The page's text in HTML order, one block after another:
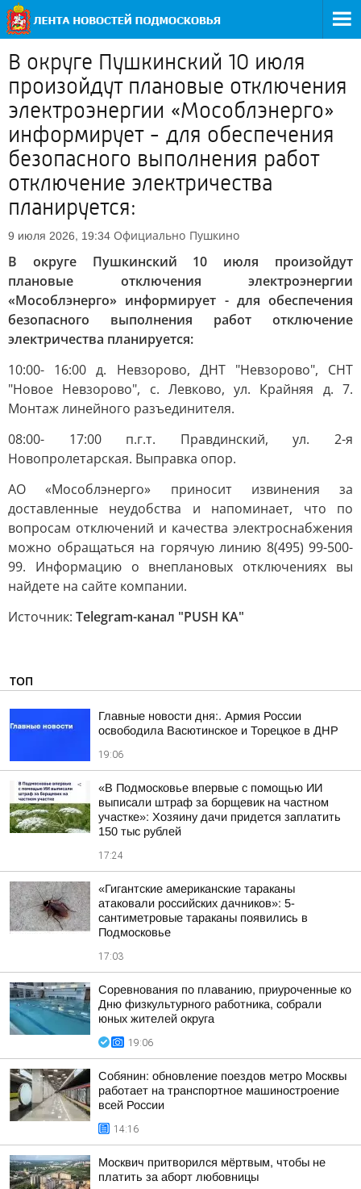
В округе Пушкинский 10 июля
произойдут плановые отключения
электроэнергии «Мособлэнерго»
информирует - для обеспечения
безопасного выполнения работ
отключение электричества
планируется:
9 июля 2026, 19:34 Официально Пушкино
В округе Пушкинский 10 июля произойдут
плановые отключения электроэнергии
«Мособлэнерго» информирует - для обеспечения
безопасного выполнения работ отключение
электричества планируется:
10:00- 16:00 д. Невзорово, ДНТ "Невзорово", СНТ
"Новое Невзорово", с. Левково, ул. Крайняя д. 7.
Монтаж линейного разъединителя.
08:00- 17:00 п.г.т. Правдинский, ул. 2-я
Новопролетарская. Выправка опор.
АО «Мособлэнерго» приносит извинения за
доставленные неудобства и напоминает, что по
вопросам отключений и качества электроснабжения
можно обращаться на горячую линию 8(495) 99-500-
99. Информацию о внеплановых отключениях вы
найдете на сайте компании.
Источник: Telegram-канал "PUSH KA"
ТОП
Главные новости дня:. Армия России
освободила Васютинское и Торецкое в ДНР
19:06
«В Подмосковье впервые с помощью ИИ
выписали штраф за борщевик на частном
участке»: Хозяину дачи придется заплатить
150 тыс рублей
17:24
«Гигантские американские тараканы
атаковали российских дачников»: 5-
сантиметровые тараканы появились в
Подмосковье
17:03
Соревнования по плаванию, приуроченные ко
Дню физкультурного работника, собрали
юных жителей округа
19:06
Собянин: обновление поездов метро Москвы
работает на транспортное машиностроение
всей России
14:16
Москвич притворился мёртвым, чтобы не
платить за аборт любовницы